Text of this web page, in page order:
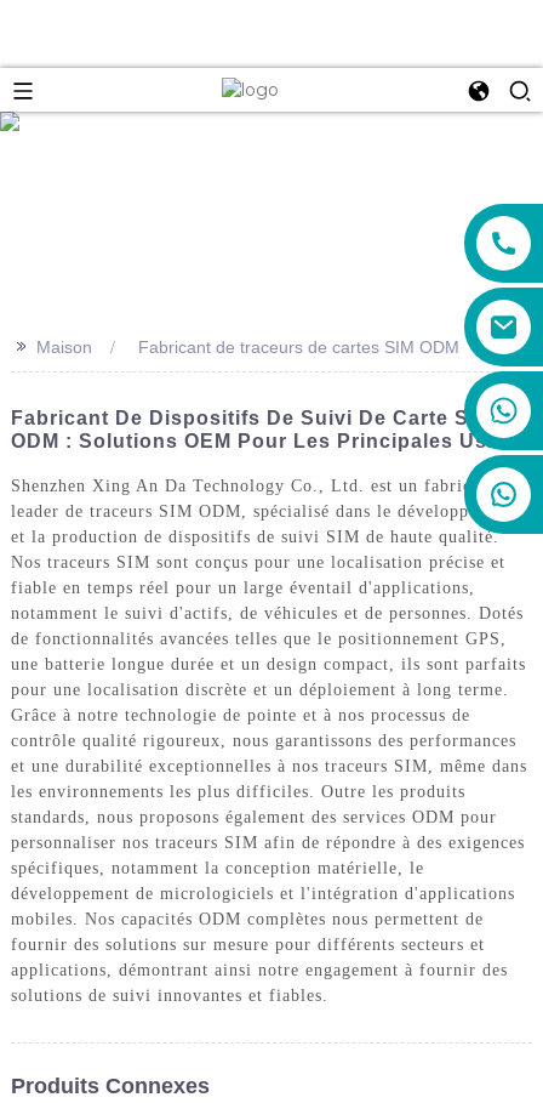
>> Maison Fabricant de traceurs de cartes SIM ODM
Fabricant De Dispositifs De Suivi De Carte SIM
ODM : Solutions OEM Pour Les Principales Usines
Shenzhen Xing An Da Technology Co., Ltd. est un fabricant
leader de traceurs SIM ODM, spécialisé dans le développement
et la production de dispositifs de suivi SIM de haute qualité.
Nos traceurs SIM sont conçus pour une localisation précise et
fiable en temps réel pour un large éventail d'applications,
notamment le suivi d'actifs, de véhicules et de personnes. Dotés
de fonctionnalités avancées telles que le positionnement GPS,
une batterie longue durée et un design compact, ils sont parfaits
pour une localisation discrète et un déploiement à long terme.
Grâce à notre technologie de pointe et à nos processus de
contrôle qualité rigoureux, nous garantissons des performances
et une durabilité exceptionnelles à nos traceurs SIM, même dans
les environnements les plus difficiles. Outre les produits
standards, nous proposons également des services ODM pour
personnaliser nos traceurs SIM afin de répondre à des exigences
spécifiques, notamment la conception matérielle, le
développement de micrologiciels et l'intégration d'applications
mobiles. Nos capacités ODM complètes nous permettent de
fournir des solutions sur mesure pour différents secteurs et
applications, démontrant ainsi notre engagement à fournir des
solutions de suivi innovantes et fiables.
Produits Connexes